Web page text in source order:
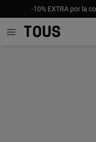
-10% EXTRA por la